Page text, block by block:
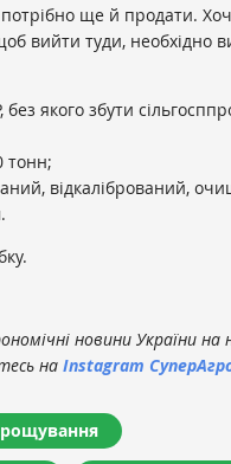
ще й продати.
вийти туди, необхідно
якого збути
тонн;
відкалібрований,
новини України на
на Instagram